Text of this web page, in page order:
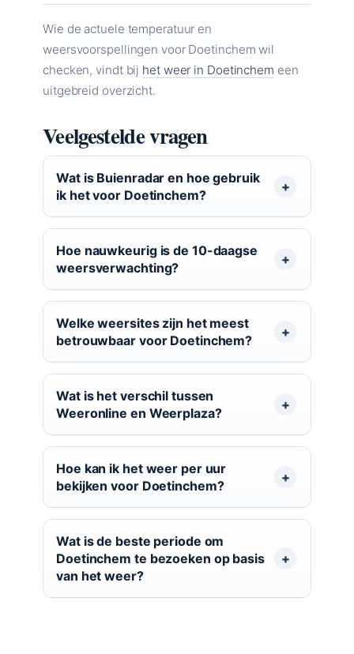
Wie de actuele temperatuur en
weersvoorspellingen voor Doetinchem wil
checken, vindt bij het weer in Doetinchem een
uitgebreid overzicht.
Veelgestelde vragen
Wat is Buienradar en hoe gebruik
ik het voor Doetinchem?
Hoe nauwkeurig is de 10-daagse
weersverwachting?
Welke weersites zijn het meest
betrouwbaar voor Doetinchem?
Wat is het verschil tussen
Weeronline en Weerplaza?
Hoe kan ik het weer per uur
bekijken voor Doetinchem?
Wat is de beste periode om
Doetinchem te bezoeken op basis
van het weer?